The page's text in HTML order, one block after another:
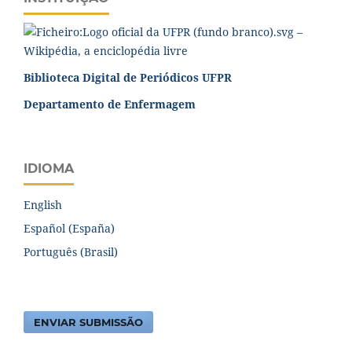
Biblioteca Digital de Periódicos UFPR
Departamento de Enfermagem
IDIOMA
English
Español (España)
Português (Brasil)
ENVIAR SUBMISSÃO